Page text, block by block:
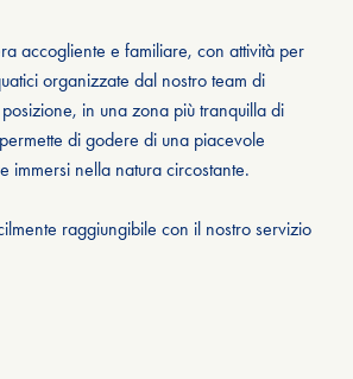
accogliente e familiare, con attività per
organizzate dal nostro team di
in una zona più tranquilla di
di godere di una piacevole
immersi nella natura circostante.
raggiungibile con il nostro servizio